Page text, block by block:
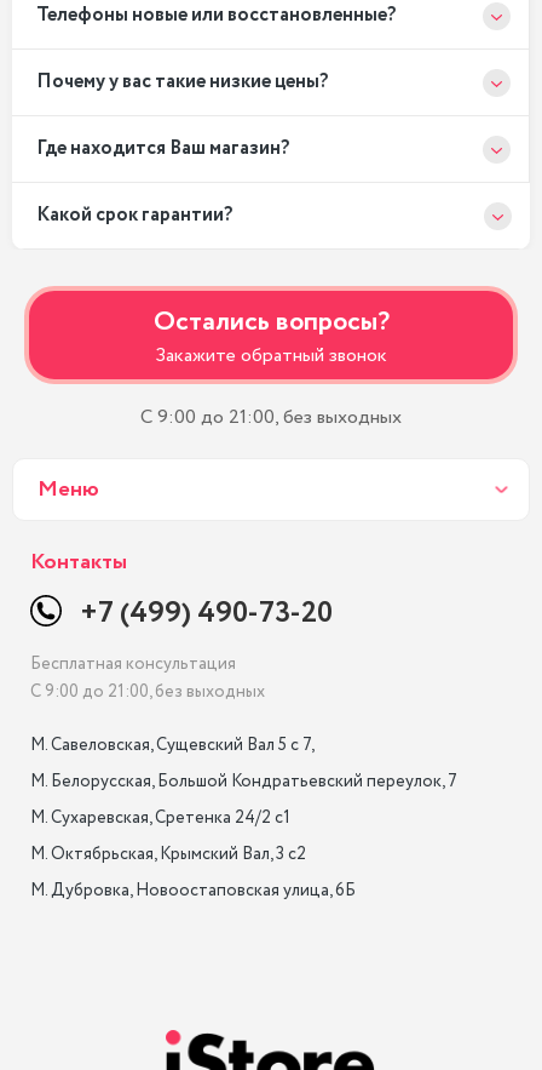
Телефоны новые или восстановленные?
Почему у вас такие низкие цены?
Где находится Ваш магазин?
Какой срок гарантии?
Остались вопросы?
Закажите обратный звонок
С 9:00 до 21:00, без выходных
Меню
Контакты
+7 (499) 490-73-20
Бесплатная консультация
С 9:00 до 21:00, без выходных
М. Савеловская, Сущевский Вал 5 с 7,
М. Белорусская, Большой Кондратьевский переулок, 7
М. Сухаревская, Сретенка 24/2 с1
М. Октябрьская, Крымский Вал, 3 с2
М. Дубровка, Новоостаповская улица, 6Б